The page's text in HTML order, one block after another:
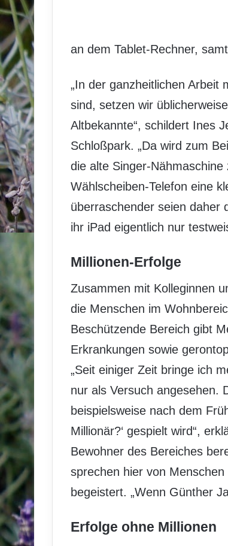
an dem Tablet-Rechner,
„In der ganzheitlichen Arbeit
sind, setzen wir
Altbekannte“, schildert Ines
Schloßpark. „Da wird zum
die alte Singer-
Wählscheiben-Telefon eine
überraschender seien daher
ihr iPad eigentlich nur
Millionen-Erfolge
Zusammen mit Kolleginnen
die Menschen im
Beschützende Bereich gibt
Erkrankungen sowie
„Seit einiger Zeit bringe ich
nur als Versuch angesehen.
beispielsweise nach dem
Millionär?‘ gespielt wird“,
Bewohner des Bereiches
sprechen hier von
begeistert. „Wenn Günther
Erfolge ohne Millionen